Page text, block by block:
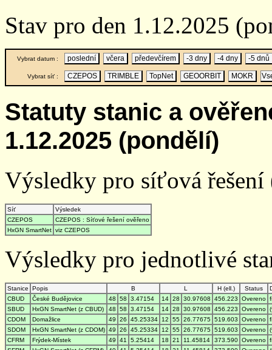
Stav pro den 1.12.2025
Vybrat datum : poslední včera předevčírem -3 dny -4 dny -5 dnů
Vybrat síť : CZEPOS TRIMBLE TopNet GEOORBIT MOKR
Statuty stanic a
1.12.2025 (pondělí)
Výsledky pro síťová
Síť
Výsledek
CZEPOS
CZEPOS : Síťové řešení ověřeno
HxGN SmartNet viz CZEPOS
Výsledky pro jednotlivé
Stanice Popis B L H (ell.) Status
CBUD
České Budějovice 48 58 3.47154 14 28 30.97608 456.223 Overeno
SBUD
HxGN SmartNet (z CBUD) 48 58 3.47154 14 28 30.97608 456.223 Overeno
CDOM
Domažlice 49 26 45.25334 12 55 26.77675 519.603 Overeno
SDOM
HxGN SmartNet (z CDOM) 49 26 45.25334 12 55 26.77675 519.603 Overeno
CFRM
Frýdek-Místek 49 41 5.25414 18 21 11.45814 373.590 Overeno